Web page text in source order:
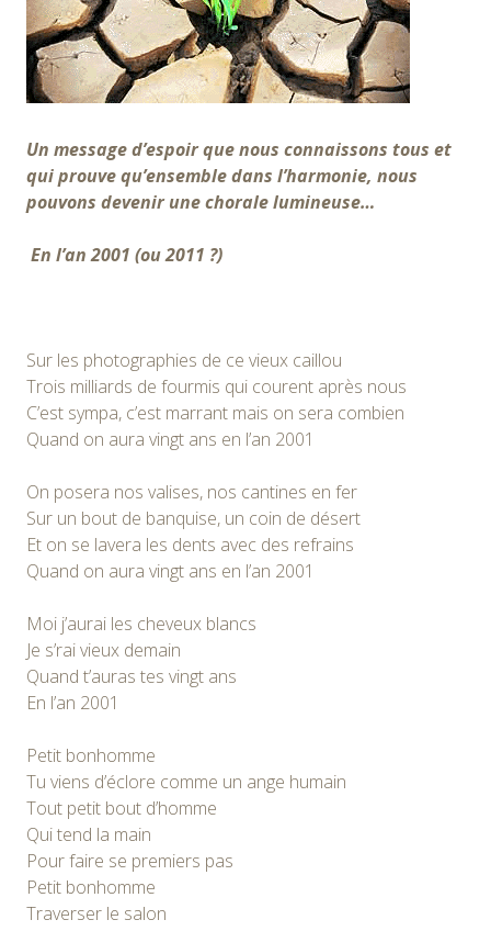
Un message d’espoir que nous connaissons tous et
qui prouve qu’ensemble dans l’harmonie, nous
pouvons devenir une chorale lumineuse…
En l’an 2001 (ou 2011 ?)
Sur les photographies de ce vieux caillou
Trois milliards de fourmis qui courent après nous
C’est sympa, c’est marrant mais on sera combien
Quand on aura vingt ans en l’an 2001
On posera nos valises, nos cantines en fer
Sur un bout de banquise, un coin de désert
Et on se lavera les dents avec des refrains
Quand on aura vingt ans en l’an 2001
Moi j’aurai les cheveux blancs
Je s’rai vieux demain
Quand t’auras tes vingt ans
En l’an 2001
Petit bonhomme
Tu viens d’éclore comme un ange humain
Tout petit bout d’homme
Qui tend la main
Pour faire se premiers pas
Petit bonhomme
Traverser le salon